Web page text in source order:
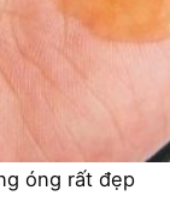
óng rất đẹp